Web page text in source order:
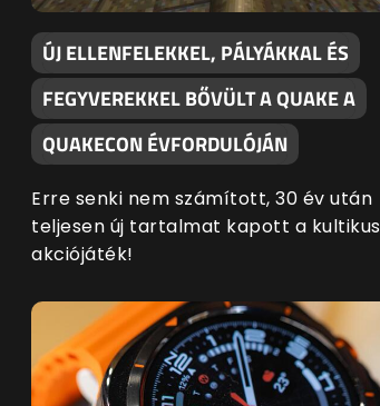
ÚJ ELLENFELEKKEL, PÁLYÁKKAL ÉS
FEGYVEREKKEL BŐVÜLT A QUAKE A
QUAKECON ÉVFORDULÓJÁN
Erre senki nem számított, 30 év után
teljesen új tartalmat kapott a kultikus
akciójáték!